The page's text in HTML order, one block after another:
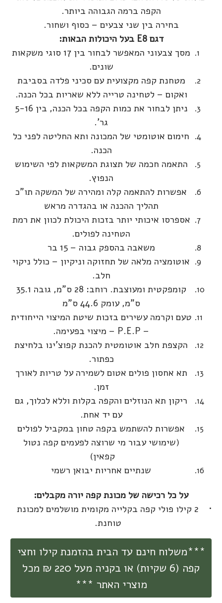
הקפה ברמה הגבוהה ביותר.
בחירה בין שני צבעים – כסוף ושחור.
דגם E8 בעל היכולות הבאות:
מסך צבעוני המאפשר לבחור בין 17 סוגי משקאות
שונים.
מטחנת קפה מקצועית עם סכיני פלדה בסביבת
ואקום – לטחינה טרייה ללא שאריות בכל הכנה.
ניתן לבחור את כמות הקפה בכל הכנה, בין 5-16
גר'.
חימום אוטומטי של המכונה ותא החליטה לפני כל
הכנה.
התאמה חכמה של תצוגת המשקאות לפי השימוש
הנפוץ.
אפשרות להתאמה קלה ומהירה של המשקה תו"כ
תהליך ההכנה או בהגדרה מראש
אספרסו איכותי יותר בזכות היכולת לכוון את רמת
הטחינה לפולים.
משאבה בהספק גבוה – 15 בר
אוטומציה מלאה של תחזוקה וניקיון – כולל ניקוי
חלב.
קומפקטית ומעוצבת. רוחב: 28 ס"מ, גובה 35.1
ס"מ, עומק 44.6 ס"מ
טעם וקרמה עשירים בזכות שיטת המיצוי הייחודית
– P.E.P – מיצוי בפעימה.
הקצפת חלב אוטומטית להכנת קפוצ'ינו בלחיצת
כפתור.
תא אחסון פולים אטום לשמירה על טריות לאורך
זמן.
ריקון תא הנוזלים והקפה בקלות וללא לכלוך, גם
עם יד אחת.
אפשרות להשתמש בקפה טחון במקביל לפולים
(שימושי עבור מי שרוצה לפעמים קפה נטול
קפאין)
שנתיים אחריות יבואן רשמי
על כל רכישה של מכונת קפה יורה מקבלים:
2 קילו פולי קפה בקלייה מקומית מושלמים למכונת
טוחנת.
***משלוח חינם עד הבית בהזמנת קילו וחצי
קפה (6 שקיות) או בקניה מעל 220 ₪ מכל
מוצרי האתר ***